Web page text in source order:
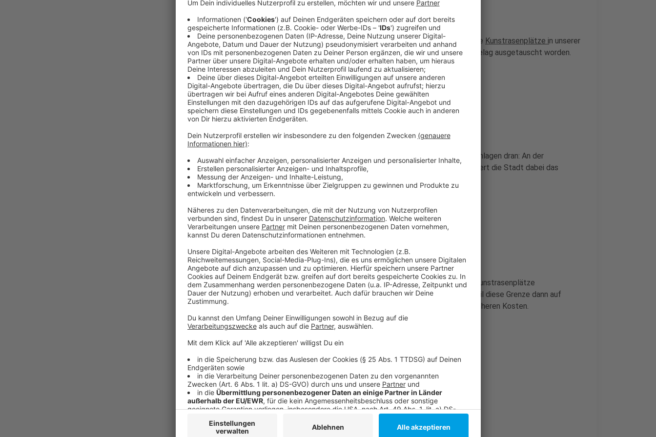
Anzeige
Für diese Maßnahmen stehen rund 750.000 Euro zur Verfügung.Die Kunstrasenplätze in unserer
Stadt sind mittlerweile alle mindestens einmalsaniert - und der Belag ausgetauscht worden.
Anzeige
Das meiste Geld für Niederkassel und Eller
Anzeige
Deswegen sind nächstes Jahr andere verschlissene Wettkampfanlagen dran: An der
Schorlemerstraße in Niederkassel und dem Kikweg in Eller investiert die Stadt dabei das
meiste Geld.
Kunstrasenplätze werden bald wieder saniert
Anzeige
Ab übernächstem Jahr müssen aber schon wieder die nächsten Kunstrasenplätze
ausgetauscht werden. Sie halten in der Regel 12 bis 15 Jahre. Weil diese Grenze dann auf
vielen Anlagen erreicht ist, rechnet die Stadt dann mit deutlich höheren Kosten.
Anzeige
Weitere Infos und Links zum Thema:
Anzeige
Kunstrasenplätze waren durch eine Studie in die Kritik geraten
Sportarten und Vereine in Düsseldorf